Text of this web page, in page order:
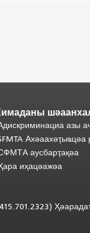
азы
Ахәаахәҭыҩцәа
аусбарҭақәа
иҳацәажәа
415.701.2323)